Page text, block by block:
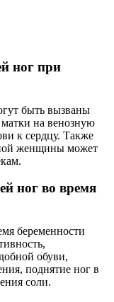
ног при
быть вызваны
на венозную
к сердцу. Также
женщины может
ног во время
беременности
обуви,
поднятие ног в
соли.